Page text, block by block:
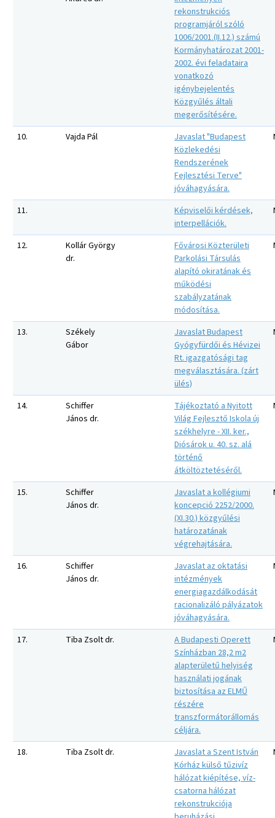
rekonstrukciós
programjáról szóló
1006/2001.(II.12.) számú
Kormányhatározat 2001-
2002. évi feladataira
vonatkozó
igénybejelentés
Közgyűlés általi
megerősítésére.
10. Vajda Pál
Javaslat "Budapest
Közlekedési
Rendszerének
Fejlesztési Terve"
jóváhagyására.
11.
Képviselői kérdések,
interpellációk.
12.
Kollár György
dr.
Fővárosi Közterületi
Parkolási Társulás
alapító okiratának és
működési
szabályzatának
módosítása.
13.
Székely
Gábor
Javaslat Budapest
Gyógyfürdői és Hévizei
Rt. igazgatósági tag
megválasztására. (zárt
ülés)
14.
Schiffer
János dr.
Tájékoztató a Nyitott
Világ Fejlesztő Iskola új
székhelyre - XII. ker.,
Diósárok u. 40. sz. alá
történő
átköltöztetéséről.
15.
Schiffer
János dr.
Javaslat a kollégiumi
koncepció 2252/2000.
(XI.30.) közgyűlési
határozatának
végrehajtására.
16.
Schiffer
János dr.
Javaslat az oktatási
intézmények
energiagazdálkodását
racionalizáló pályázatok
jóváhagyására.
17. Tiba Zsolt dr.
A Budapesti Operett
Színházban 28,2 m2
alapterületű helyiség
használati jogának
biztosítása az ELMŰ
részére
transzformátorállomás
céljára.
18. Tiba Zsolt dr.
Javaslat a Szent István
Kórház külső tűzivíz
hálózat kiépítése, víz-
csatorna hálózat
rekonstrukciója